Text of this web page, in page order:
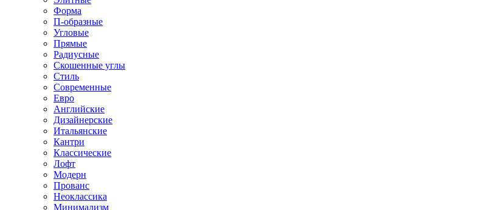
Форма
П-образные
Угловые
Прямые
Радиусные
Скошенные углы
Стиль
Современные
Евро
Английские
Дизайнерские
Итальянские
Кантри
Классические
Лофт
Модерн
Прованс
Неоклассика
Минимализм